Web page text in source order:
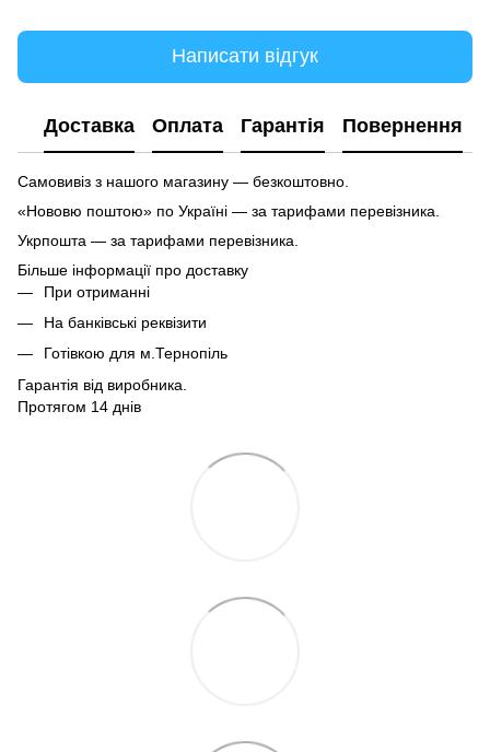
Написати відгук
Доставка Оплата Гарантія Повернення
Самовивіз з нашого магазину — безкоштовно.
«Нововю поштою» по Україні — за тарифами перевізника.
Укрпошта — за тарифами перевізника.
Більше інформації про доставку
При отриманні
На банківські реквізити
Готівкою для м.Тернопіль
Гарантія від виробника.
Протягом 14 днів